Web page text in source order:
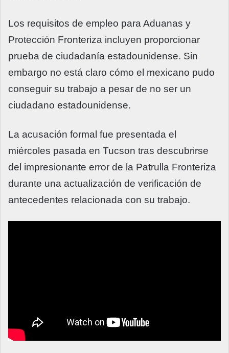
Los requisitos de empleo para Aduanas y
Protección Fronteriza incluyen proporcionar
prueba de ciudadanía estadounidense. Sin
embargo no está claro cómo el mexicano pudo
conseguir su trabajo a pesar de no ser un
ciudadano estadounidense.
La acusación formal fue presentada el
miércoles pasada en Tucson tras descubrirse
del impresionante error de la Patrulla Fronteriza
durante una actualización de verificación de
antecedentes relacionada con su trabajo.